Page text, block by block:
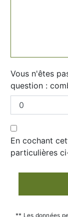
Vous n'êtes
question :
En cochant
particulières
** Les données